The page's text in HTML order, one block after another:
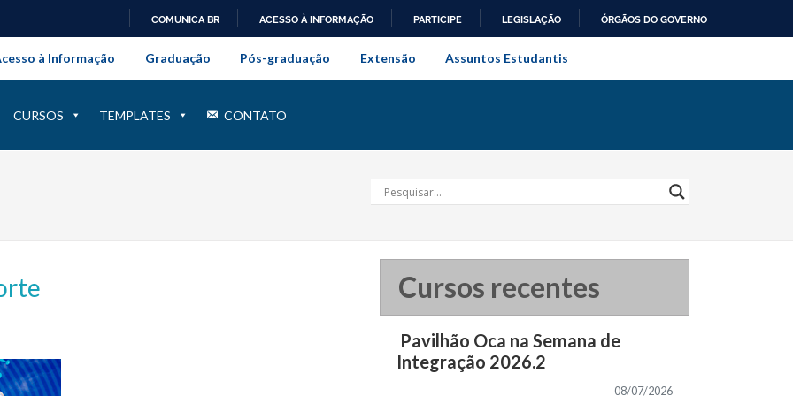
CONTEÚDO
COMUNICA BR ACESSO À INFORMAÇÃO PARTICIPE LEGISLAÇÃO ÓRGÃOS DO GOVERNO
da Universidade Federal Rural do Rio de Janeiro
à Informação Graduação Pós-graduação Extensão Assuntos Estudantis
CURSOS TEMPLATES CONTATO
Cursos recentes
Pavilhão Oca na Semana de
Integração 2026.2
08/07/2026